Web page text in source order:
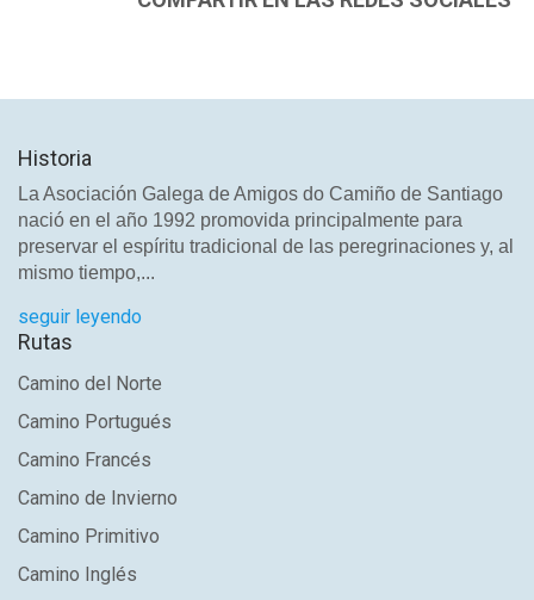
Historia
La Asociación Galega de Amigos do Camiño de Santiago
nació en el año 1992 promovida principalmente para
preservar el espíritu tradicional de las peregrinaciones y, al
mismo tiempo,...
seguir leyendo
Rutas
Camino del Norte
Camino Portugués
Camino Francés
Camino de Invierno
Camino Primitivo
Camino Inglés